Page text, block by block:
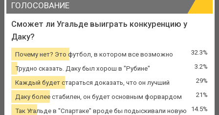
ГОЛОСОВАНИЕ
Сможет ли Угальде выиграть конкуренцию у
Даку?
Почему нет? Это футбол, в котором все возможно 32.3%
Трудно сказать. Даку был хорош в "Рубине" 3.2%
Каждый будет стараться доказать, что он лучший 29%
Даку более стабилен, он будет основным форвардом 21%
Так Угальде в "Спартаке" вроде бы подыскивали новую
14.5%